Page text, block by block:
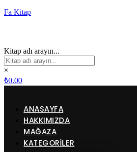
Fa Kitap
Kitap adı arayın...
×
₺0.00
ANASAYFA
HAKKIMIZDA
MAĞAZA
KATEGORİLER